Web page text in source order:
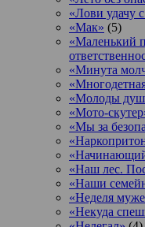
«Лови удачу
«Мак» (5)
«Маленький
«Минута
«Молоды
«Мото-
«Мы за
«Наш лес.
«Наши
«Неделя
«Некуда